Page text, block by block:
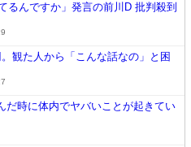
るんですか」発言の前川D 批判殺到
観た人から「こんな話なの」と困
だ時に体内でヤバいことが起きてい